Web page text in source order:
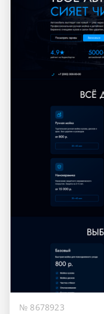
№ 8678923